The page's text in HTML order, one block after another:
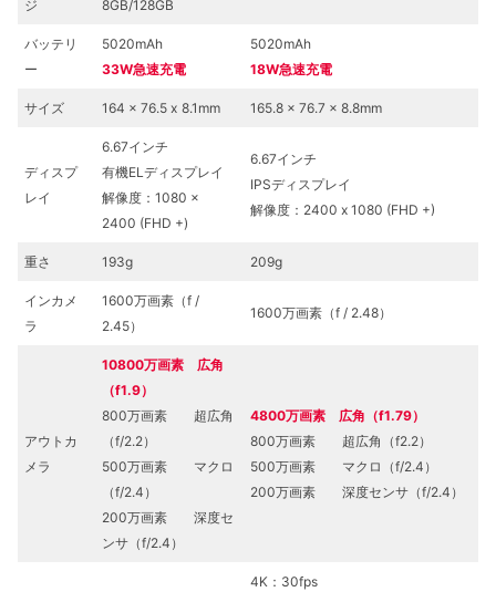
ジ 8GB/128GB
バッテリ
ー
5020mAh
33W急速充電
5020mAh
18W急速充電
サイズ 164 x 76.5 x 8.1mm 165.8 x 76.7 x 8.8mm
ディスプ
レイ
6.67インチ
有機ELディスプレイ
解像度：1080 ×
2400 (FHD +)
6.67インチ
IPSディスプレイ
解像度：2400 x 1080 (FHD +)
重さ 193g 209g
インカメ
ラ
1600万画素（f /
2.45）
1600万画素（f / 2.48）
アウトカ
メラ
10800万画素 広角
（f1.9）
800万画素 超広角
（f/2.2）
500万画素 マクロ
（f/2.4）
200万画素 深度セ
ンサ（f/2.4）
4800万画素 広角（f1.79）
800万画素 超広角（f2.2）
500万画素 マクロ（f/2.4）
200万画素 深度センサ（f/2.4）
4K：30fps